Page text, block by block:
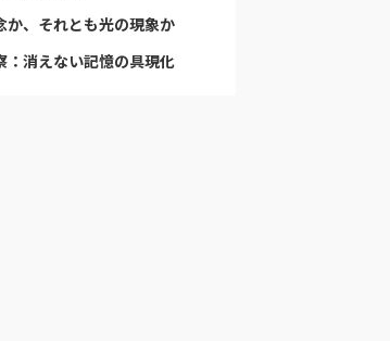
か、それとも光の現象か
：消えない記憶の具現化